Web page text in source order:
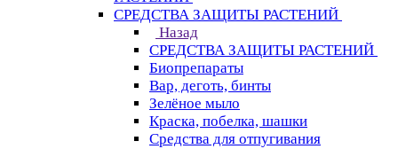
СРЕДСТВА ЗАЩИТЫ РАСТЕНИЙ
Назад
СРЕДСТВА ЗАЩИТЫ РАСТЕНИЙ
Биопрепараты
Вар, деготь, бинты
Зелёное мыло
Краска, побелка, шашки
Средства для отпугивания